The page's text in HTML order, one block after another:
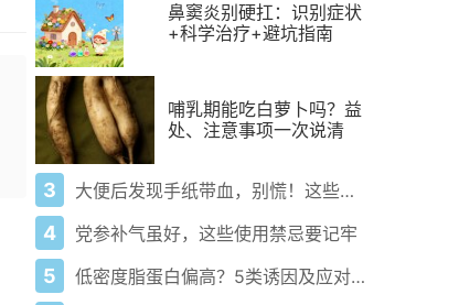
鼻窦炎别硬扛：识别症状
+科学治疗+避坑指南
哺乳期能吃白萝卜吗？益
处、注意事项一次说清
3 大便后发现手纸带血，别慌！这些原因你需要了解
4 党参补气虽好，这些使用禁忌要记牢
5 低密度脂蛋白偏高？5类诱因及应对方案